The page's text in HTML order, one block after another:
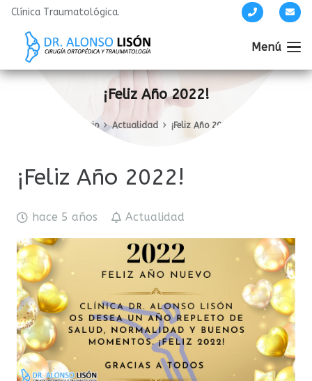
Clínica Traumatológica.
Menú
¡Feliz Año 2022!
Inicio Actualidad ¡Feliz Año 2022!
¡Feliz Año 2022!
hace 5 años Actualidad